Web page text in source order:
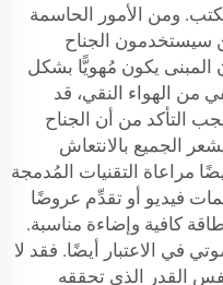
ومن الأمور الحاسمة
سيستخدمون الجناح
المبنى يكون مُهويًّا بشكل
من الهواء النقي، قد
التأكد من أن الجناح
الجميع بالانتعاش
مراعاة التقنيات المُدمجة
فيديو أو تقدِّم عروضًا
كافية وإضاءة مناسبة.
في الاعتبار أيضًا. فقد لا
القدر الذي تحققه